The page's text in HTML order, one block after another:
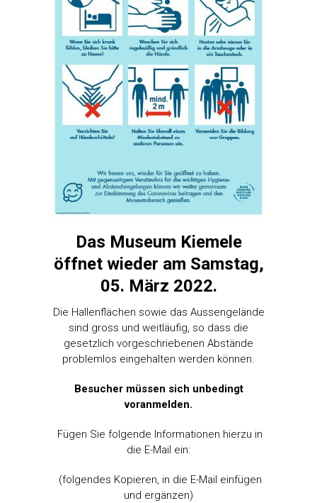
Das Museum Kiemele
öffnet wieder am Samstag,
05. März 2022.
Die Hallenflächen sowie das Aussengelände
sind gross und weitläufig, so dass die
gesetzlich vorgeschriebenen Abstände
problemlos eingehalten werden können.
Besucher müssen sich unbedingt
voranmelden.
Fügen Sie folgende Informationen hierzu in
die E-Mail ein:
(folgendes Kopieren, in die E-Mail einfügen
und ergänzen)